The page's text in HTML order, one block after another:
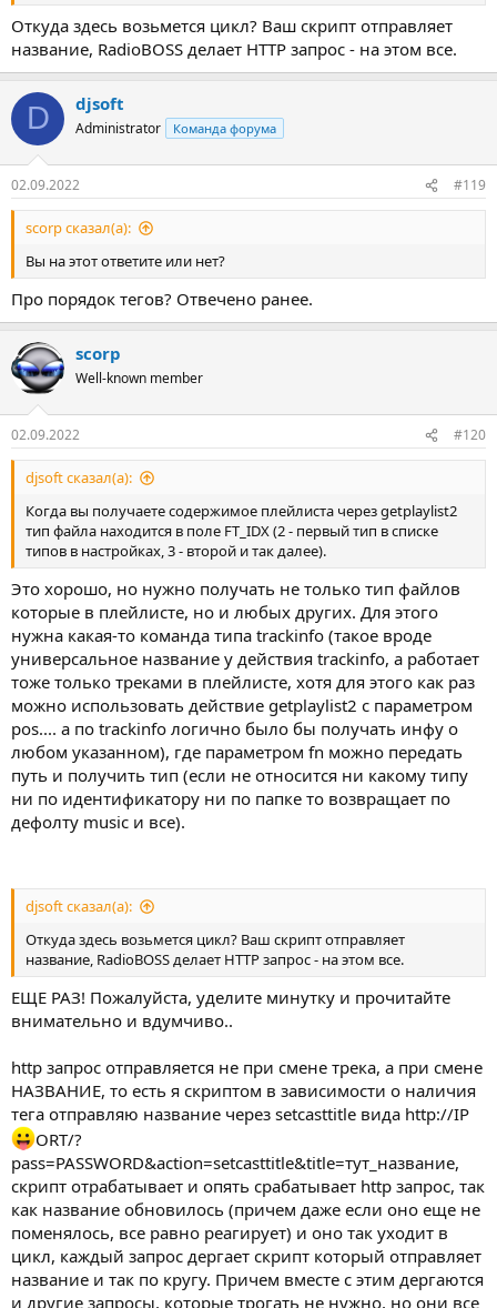
Откуда здесь возьмется цикл? Ваш скрипт отправляет
название, RadioBOSS делает HTTP запрос - на этом все.
D djsoft
Administrator Команда форума
02.09.2022 #119
scorp сказал(а):
Вы на этот ответите или нет?
Про порядок тегов? Отвечено ранее.
scorp
Well-known member
02.09.2022 #120
djsoft сказал(а):
Когда вы получаете содержимое плейлиста через getplaylist2
тип файла находится в поле FT_IDX (2 - первый тип в списке
типов в настройках, 3 - второй и так далее).
Это хорошо, но нужно получать не только тип файлов
которые в плейлисте, но и любых других. Для этого
нужна какая-то команда типа trackinfo (такое вроде
универсальное название у действия trackinfo, а работает
тоже только треками в плейлисте, хотя для этого как раз
можно использовать действие getplaylist2 с параметром
pos.... а по trackinfo логично было бы получать инфу о
любом указанном), где параметром fn можно передать
путь и получить тип (если не относится ни какому типу
ни по идентификатору ни по папке то возвращает по
дефолту music и все).
djsoft сказал(а):
Откуда здесь возьмется цикл? Ваш скрипт отправляет
название, RadioBOSS делает HTTP запрос - на этом все.
ЕЩЕ РАЗ! Пожалуйста, уделите минутку и прочитайте
внимательно и вдумчиво..
http запрос отправляется не при смене трека, а при смене
НАЗВАНИЕ, то есть я скриптом в зависимости о наличия
тега отправляю название через setcasttitle вида http://IP
ORT/?
pass=PASSWORD&action=setcasttitle&title=тут_название,
скрипт отрабатывает и опять срабатывает http запрос, так
как название обновилось (причем даже если оно еще не
поменялось, все равно реагирует) и оно так уходит в
цикл, каждый запрос дергает скрипт который отправляет
название и так по кругу. Причем вместе с этим дергаются
и другие запросы, которые трогать не нужно, но они все